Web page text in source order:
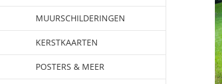
MUURSCHILDERINGEN
KERSTKAARTEN
POSTERS & MEER